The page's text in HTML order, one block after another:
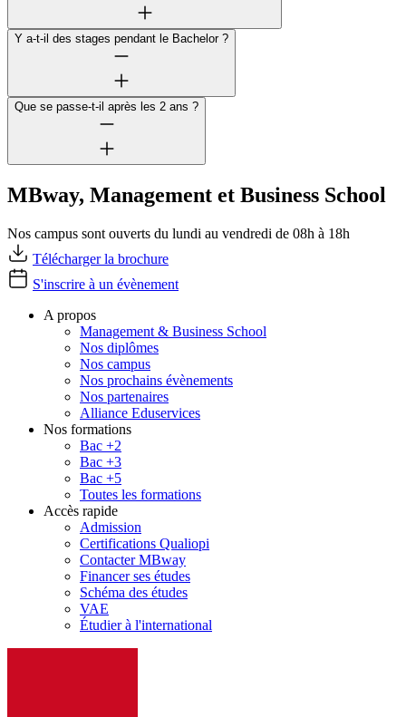
Y a-t-il des stages pendant le Bachelor ?
Que se passe-t-il après les 2 ans ?
MBway, Management et Business School
Nos campus sont ouverts du lundi au vendredi de 08h à 18h
Télécharger la brochure
S'inscrire à un évènement
A propos
Management & Business School
Nos diplômes
Nos campus
Nos prochains évènements
Nos partenaires
Alliance Eduservices
Nos formations
Bac +2
Bac +3
Bac +5
Toutes les formations
Accès rapide
Admission
Certifications Qualiopi
Contacter MBway
Financer ses études
Schéma des études
VAE
Étudier à l'international